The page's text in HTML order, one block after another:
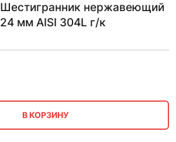
Шестигранник нержавеющий
24 мм AISI 304L г/к
В КОРЗИНУ